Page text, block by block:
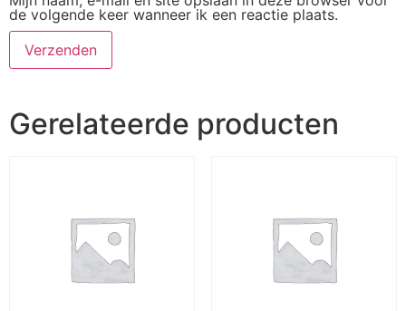
de volgende keer wanneer ik een reactie plaats.
Gerelateerde producten